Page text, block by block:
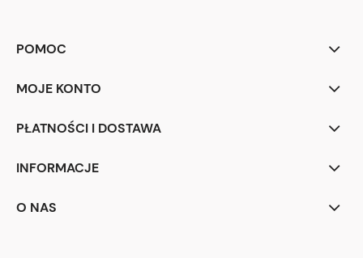
POMOC
MOJE KONTO
PŁATNOŚCI I DOSTAWA
INFORMACJE
O NAS